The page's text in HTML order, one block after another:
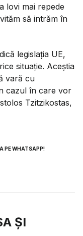
lovi mai repede
să intrăm în
legislația UE,
situație. Aceștia
vară cu
cazul în care vor
Tzitzikostas,
PE WHATSAPP!
ȘI